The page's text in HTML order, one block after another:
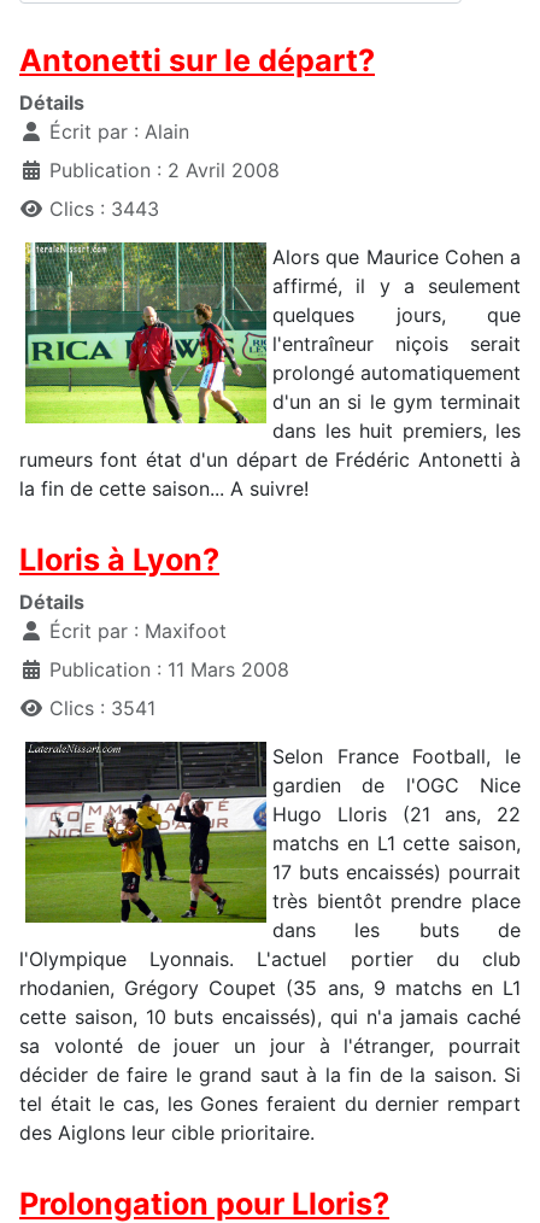
Antonetti sur le départ?
Détails
Écrit par : Alain
Publication : 2 Avril 2008
Clics : 3443
Alors que Maurice Cohen a
affirmé, il y a seulement
quelques jours, que
l'entraîneur niçois serait
prolongé automatiquement
d'un an si le gym terminait
dans les huit premiers, les
rumeurs font état d'un départ de Frédéric Antonetti à
la fin de cette saison... A suivre!
Lloris à Lyon?
Détails
Écrit par : Maxifoot
Publication : 11 Mars 2008
Clics : 3541
Selon France Football, le
gardien de l'OGC Nice
Hugo Lloris (21 ans, 22
matchs en L1 cette saison,
17 buts encaissés) pourrait
très bientôt prendre place
dans les buts de
l'Olympique Lyonnais. L'actuel portier du club
rhodanien, Grégory Coupet (35 ans, 9 matchs en L1
cette saison, 10 buts encaissés), qui n'a jamais caché
sa volonté de jouer un jour à l'étranger, pourrait
décider de faire le grand saut à la fin de la saison. Si
tel était le cas, les Gones feraient du dernier rempart
des Aiglons leur cible prioritaire.
Prolongation pour Lloris?